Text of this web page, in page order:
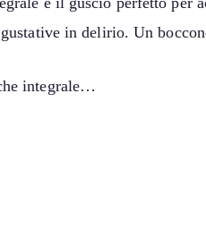
in delirio. Un
integrale…